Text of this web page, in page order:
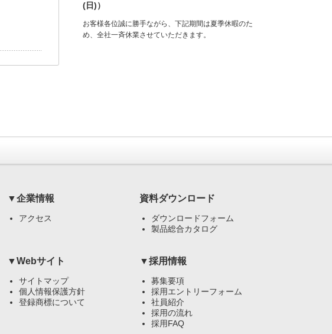
(日)）
お客様各位誠に勝手ながら、下記期間は夏季休暇のた
め、全社一斉休業させていただきます。
▼企業情報
アクセス
資料ダウンロード
ダウンロードフォーム
製品総合カタログ
▼Webサイト
サイトマップ
個人情報保護方針
登録商標について
▼採用情報
募集要項
採用エントリーフォーム
社員紹介
採用の流れ
採用FAQ